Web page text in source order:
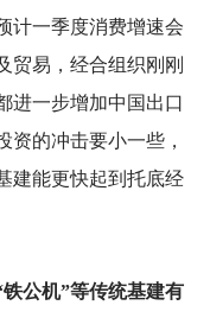
计一季度消费增速会
贸易，经合组织刚刚
进一步增加中国出口
资的冲击要小一些，
建能更快起到托底经
公机”等传统基建有